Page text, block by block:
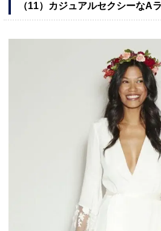
（11）カジュアルセクシーなA